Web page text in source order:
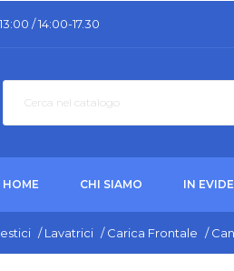
/ 14:00-17.30
HOME CHI SIAMO IN
/ Lavatrici / Carica Frontale /